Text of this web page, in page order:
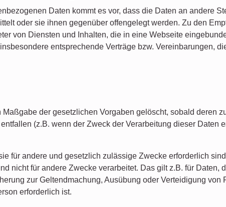
Daten kommt es vor, dass die Daten an andere
oder sie ihnen gegenüber offengelegt werden. Zu den
von Diensten und Inhalten, die in eine Webseite
entsprechende Verträge bzw. Vereinbarungen,
der gesetzlichen Vorgaben gelöscht, sobald deren
(z.B. wenn der Zweck der Verarbeitung dieser Daten
für andere und gesetzlich zulässige Zwecke erforderlich
nicht für andere Zwecke verarbeitet. Das gilt z.B. für Daten,
zur Geltendmachung, Ausübung oder Verteidigung
erforderlich ist.